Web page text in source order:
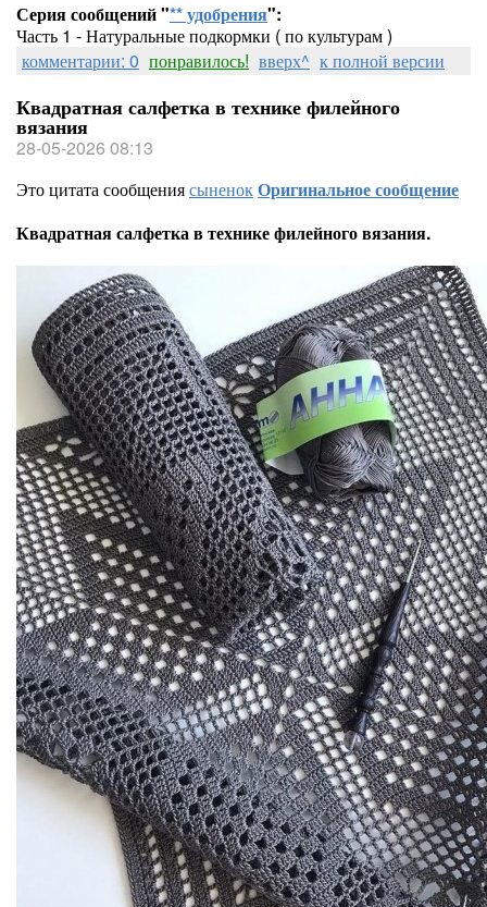
Серия сообщений "** удобрения":
Часть 1 - Натуральные подкормки ( по культурам )
комментарии: 0 понравилось! вверх^ к полной версии
Квадратная салфетка в технике филейного
вязания
28-05-2026 08:13
Это цитата сообщениясыненокОригинальное сообщение
Квадратная салфетка в технике филейного вязания.